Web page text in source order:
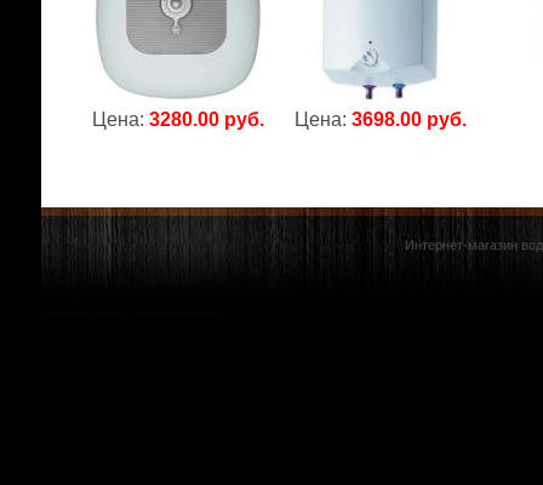
Цена: 3280.00 руб. Цена: 3698.00 руб.
Интернет-магазин